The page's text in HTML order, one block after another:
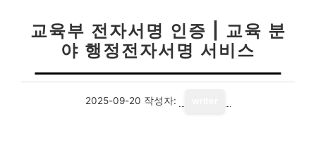
교육부 전자서명 인증 | 교육 분
야 행정전자서명 서비스
2025-09-20 작성자: